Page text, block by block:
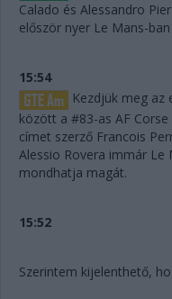
Calado és Alessandro
először nyer Le Mans-
15:54
Kezdjük meg az
között a #83-as AF
címet szerző Francois
Alessio Rovera immár Le
mondhatja magát.
15:52
Szerintem kijelenthető,